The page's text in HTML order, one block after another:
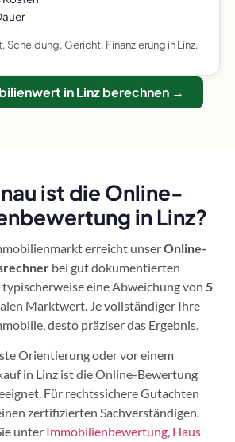
Scheidung, Gericht, Finanzierung in Linz.
in Linz berechnen →
ist die Online-
in Linz?
erreicht unserOnline-
bei gut dokumentierten
eine Abweichung von 5
Marktwert. Je vollständiger Ihre
desto präziser das Ergebnis.
Orientierung oder vor einem
in Linz ist die Online-Bewertung
Für rechtssichere Gutachten
zertifizierten Sachverständigen.
unter Immobilienbewertung, Haus